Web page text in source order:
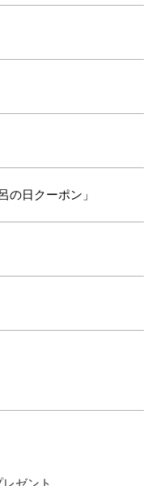
の日クーポン」
ゼント